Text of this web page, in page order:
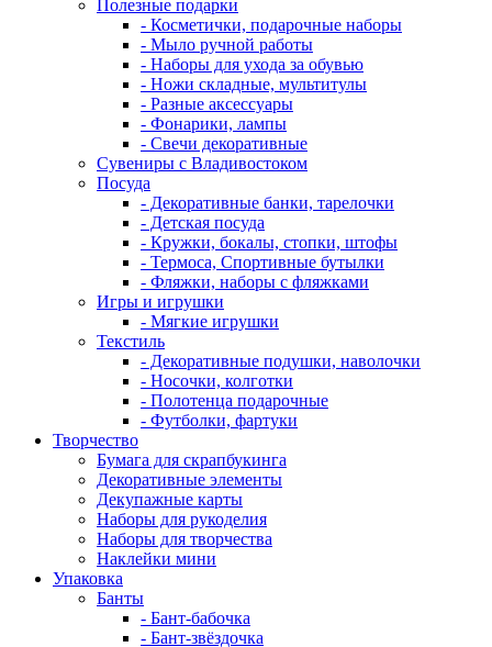
Полезные подарки
- Косметички, подарочные наборы
- Мыло ручной работы
- Наборы для ухода за обувью
- Ножи складные, мультитулы
- Разные аксессуары
- Фонарики, лампы
- Свечи декоративные
Сувениры с Владивостоком
Посуда
- Декоративные банки, тарелочки
- Детская посуда
- Кружки, бокалы, стопки, штофы
- Термоса, Спортивные бутылки
- Фляжки, наборы с фляжками
Игры и игрушки
- Мягкие игрушки
Текстиль
- Декоративные подушки, наволочки
- Носочки, колготки
- Полотенца подарочные
- Футболки, фартуки
Творчество
Бумага для скрапбукинга
Декоративные элементы
Декупажные карты
Наборы для рукоделия
Наборы для творчества
Наклейки мини
Упаковка
Банты
- Бант-бабочка
- Бант-звёздочка